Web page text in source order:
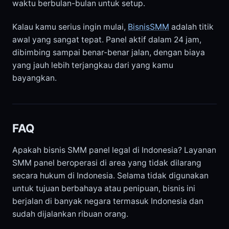
waktu berbulan-bulan untuk setup.
Kalau kamu serius ingin mulai, BisnisSMM adalah titik
awal yang sangat tepat. Panel aktif dalam 24 jam,
dibimbing sampai benar-benar jalan, dengan biaya
yang jauh lebih terjangkau dari yang kamu
bayangkan.
FAQ
Apakah bisnis SMM panel legal di Indonesia? Layanan
SMM panel beroperasi di area yang tidak dilarang
secara hukum di Indonesia. Selama tidak digunakan
untuk tujuan berbahaya atau penipuan, bisnis ini
berjalan di banyak negara termasuk Indonesia dan
sudah dijalankan ribuan orang.